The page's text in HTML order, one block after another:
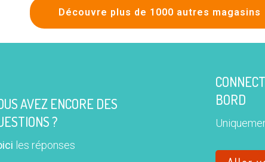
Découvre plus de 1000 autres magasins
AVEZ ENCORE DES
?
les réponses
BORD